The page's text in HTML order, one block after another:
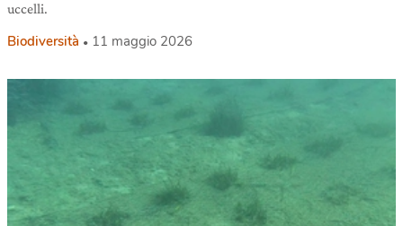
uccelli.
Biodiversità 11 maggio 2026